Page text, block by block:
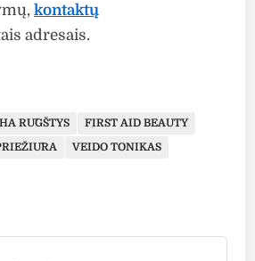
kontaktų
adresais.
RŪGŠTYS
FIRST AID BEAUTY
VEIDO TONIKAS